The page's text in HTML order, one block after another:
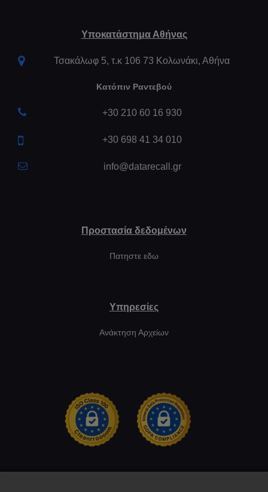
Υποκατάστημα Αθήνας
Τσακάλωφ 5, τ.κ 106 73 Κολωνάκι, Αθήνα
Κατόπιν Ραντεβού
+30 210 60 16 930
+30 698 41 34 010
info@datarecall.gr
Προστασία δεδομένων
Πατηστε εδω
Υπηρεσίες
Ανάκτηση Αρχείων